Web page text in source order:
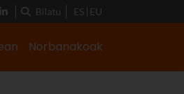
Bilatu ES EU
Norbanakoak